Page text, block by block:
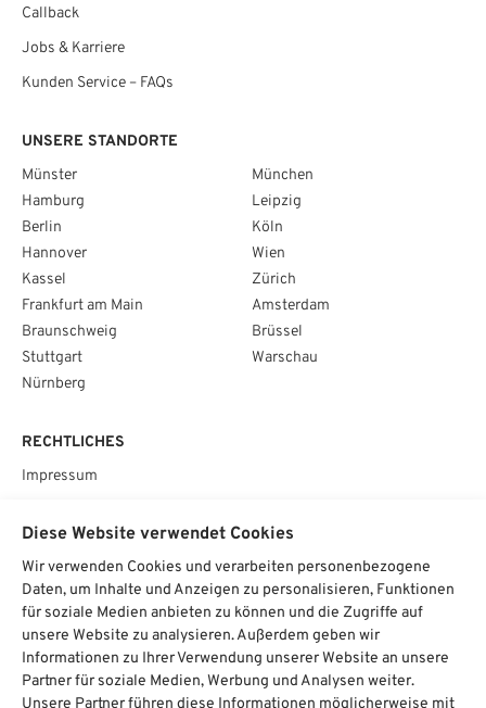
Callback
Jobs & Karriere
Kunden Service – FAQs
RECHTLICHES
Impressum
AGB
Cookie­einstellungen
UNSERE STANDORTE
Münster
Hamburg
Berlin
Hannover
Kassel
Frankfurt am Main
Braunschweig
Stuttgart
Nürnberg
München
Leipzig
Köln
Wien
Zürich
Amsterdam
Brüssel
Warschau
SOCIAL
Diese Website verwendet Cookies
Wir verwenden Cookies und verarbeiten personenbezogene
Daten, um Inhalte und Anzeigen zu personalisieren, Funktionen
für soziale Medien anbieten zu können und die Zugriffe auf
unsere Website zu analysieren. Außerdem geben wir
Informationen zu Ihrer Verwendung unserer Website an unsere
Partner für soziale Medien, Werbung und Analysen weiter.
Unsere Partner führen diese Informationen möglicherweise mit